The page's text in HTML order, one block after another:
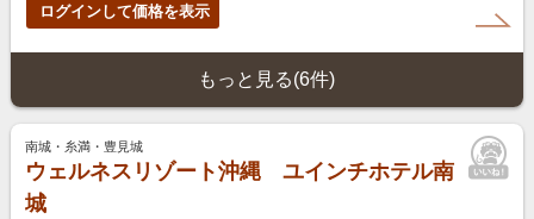
ログインして価格を表示
もっと見る(6件)
南城・糸満・豊見城
ウェルネスリゾート沖縄 ユインチホテル南
城